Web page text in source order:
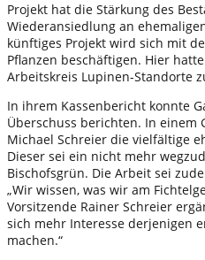
Projekt hat die Stärkung des
Wiederansiedlung an
künftiges Projekt wird sich mit
Pflanzen beschäftigen. Hier
Arbeitskreis Lupinen-Standorte
In ihrem Kassenbericht konnte
Überschuss berichten. In
Michael Schreier die vielfältige
Dieser sei ein nicht mehr
Bischofsgrün. Die Arbeit sei
„Wir wissen, was wir am
Vorsitzende Rainer Schreier
sich mehr Interesse derjenigen
machen.“